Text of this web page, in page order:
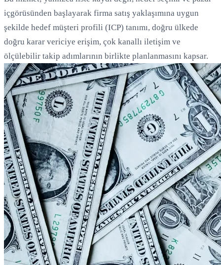
içgörüsünden başlayarak firma satış yaklaşımına uygun
şekilde hedef müşteri profili (ICP) tanımı, doğru ülkede
doğru karar vericiye erişim, çok kanallı iletişim ve
ölçülebilir takip adımlarının birlikte planlanmasını kapsar.